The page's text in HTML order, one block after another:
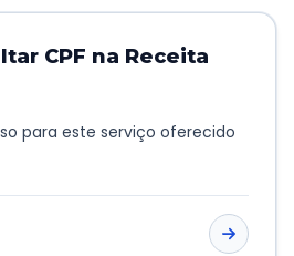
CPF na Receita
para este serviço oferecido